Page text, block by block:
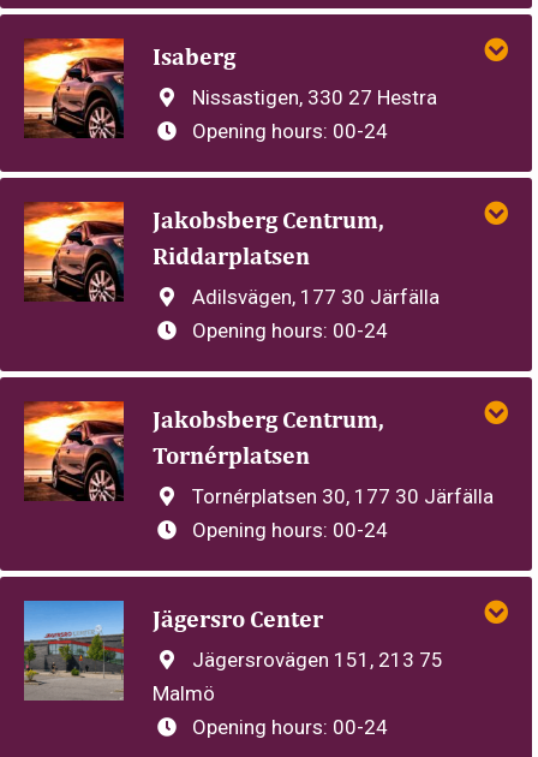
Isaberg
Nissastigen, 330 27 Hestra
Opening hours: 00-24
Jakobsberg Centrum,
Riddarplatsen
Adilsvägen, 177 30 Järfälla
Opening hours: 00-24
Jakobsberg Centrum,
Tornérplatsen
Tornérplatsen 30, 177 30 Järfälla
Opening hours: 00-24
Jägersro Center
Jägersrovägen 151, 213 75
Malmö
Opening hours: 00-24